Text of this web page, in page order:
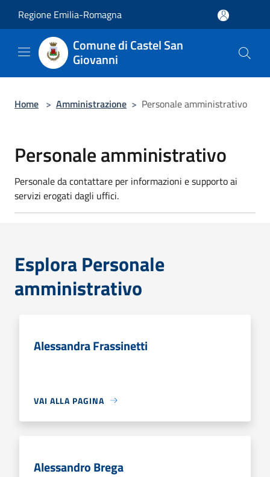
Regione Emilia-Romagna
Comune di Castel San
Giovanni
Home > Amministrazione > Personale amministrativo
Personale amministrativo
Personale da contattare per informazioni e supporto ai
servizi erogati dagli uffici.
Esplora Personale
amministrativo
Alessandra Frassinetti
VAI ALLA PAGINA
Alessandro Brega